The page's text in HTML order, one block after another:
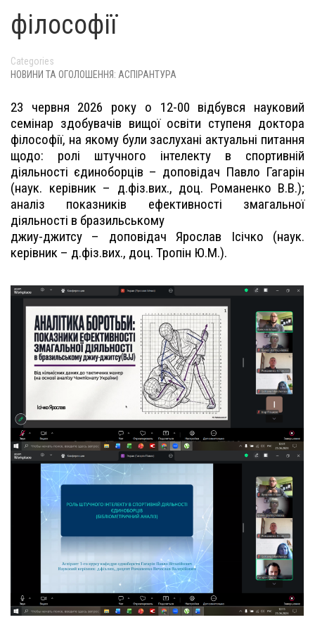
філософії
Categories
НОВИНИ ТА ОГОЛОШЕННЯ: АСПІРАНТУРА
23 червня 2026 року о 12-00 відбувся науковий
семінар здобувачів вищої освіти ступеня доктора
філософії, на якому були заслухані актуальні питання
щодо: ролі штучного інтелекту в спортивній
діяльності єдиноборців – доповідач Павло Гагарін
(наук. керівник – д.фіз.вих., доц. Романенко В.В.);
аналіз показників ефективності змагальної
діяльності в бразильському
джиу-джитсу – доповідач Ярослав Ісічко (наук.
керівник – д.фіз.вих., доц. Тропін Ю.М.).